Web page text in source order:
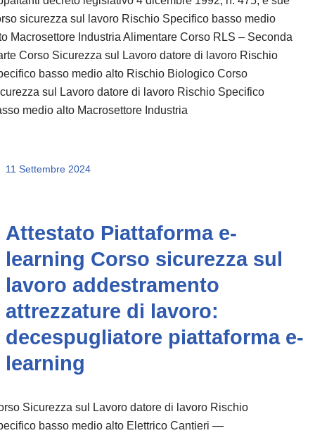
sicurezza sul lavoro Rischio Specifico basso medio
Macrosettore Industria Alimentare Corso RLS – Seconda
Corso Sicurezza sul Lavoro datore di lavoro Rischio
basso medio alto Rischio Biologico Corso
sul Lavoro datore di lavoro Rischio Specifico
medio alto Macrosettore Industria
11 Settembre 2024
Attestato Piattaforma e-
learning Corso sicurezza sul
lavoro addestramento
attrezzature di lavoro:
decespugliatore piattaforma e-
learning
Sicurezza sul Lavoro datore di lavoro Rischio
basso medio alto Elettrico Cantieri —